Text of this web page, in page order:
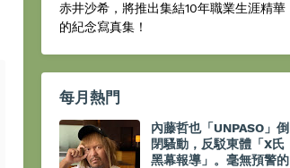
赤井沙希，將推出集結10年職業生涯精華
的紀念寫真集！
每月熱門
內藤哲也「UNPASO」倒
閉騷動，反駁東體「X氏
黑幕報導」。毫無預警的